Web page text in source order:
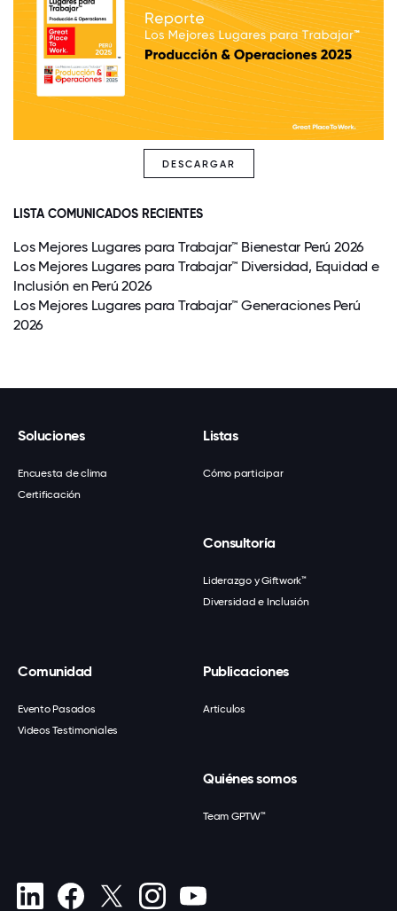
DESCARGAR
LISTA COMUNICADOS RECIENTES
Los Mejores Lugares para Trabajar™ Bienestar Perú 2026
Los Mejores Lugares para Trabajar™ Diversidad, Equidad e
Inclusión en Perú 2026
Los Mejores Lugares para Trabajar™ Generaciones Perú
2026
Soluciones
Encuesta de clima
Certificación
Listas
Cómo participar
Consultoría
Liderazgo y Giftwork™
Diversidad e Inclusión
Comunidad
Evento Pasados
Videos Testimoniales
Publicaciones
Artículos
Quiénes somos
Team GPTW™